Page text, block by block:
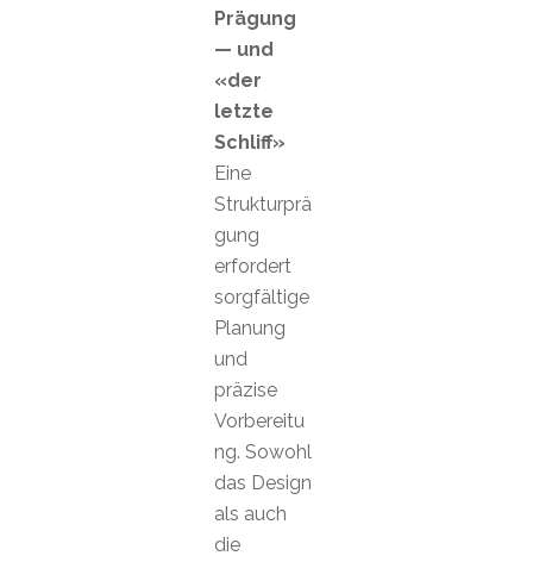
Prägung
— und
«der
letzte
Schliff»
Eine
Strukturprä
gung
erfordert
sorgfältige
Planung
und
präzise
Vorbereitu
ng. Sowohl
das Design
als auch
die